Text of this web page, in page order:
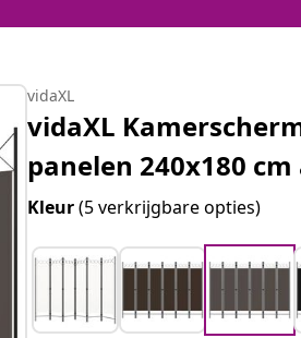
vidaXL
vidaXL
panelen 240x180
Kleur(5 verkrijgbare opties)